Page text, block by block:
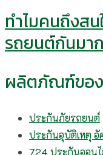
ทำไมคนถึงส
รถยนต์กันมา
ผลิตภัณฑ์ของ
ประกันภัยรถยนต์
ประกันอุบัติเหตุ
724 ประกันออน